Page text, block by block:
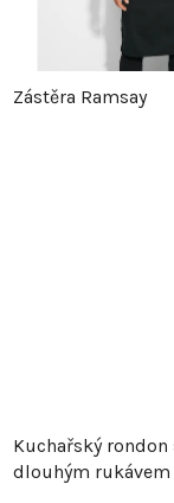
Zástěra Ramsay
Kuchařský rondon
dlouhým rukávem